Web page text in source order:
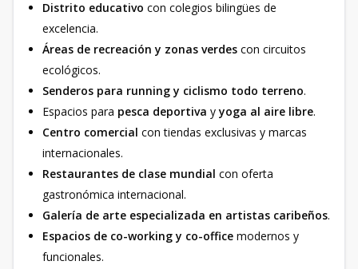
Distrito educativo con colegios bilingües de
excelencia.
Áreas de recreación y zonas verdes con circuitos
ecológicos.
Senderos para running y ciclismo todo terreno.
Espacios para pesca deportiva yyoga al aire libre.
Centro comercial con tiendas exclusivas y marcas
internacionales.
Restaurantes de clase mundial con oferta
gastronómica internacional.
Galería de arte especializada en artistas caribeños.
Espacios de co-working y co-office modernos y
funcionales.